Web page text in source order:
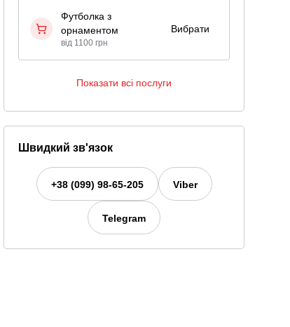
Футболка з
орнаментом
від 1100 грн
Вибрати
Показати всі послуги
Швидкий зв'язок
+38 (099) 98-65-205 Viber
Telegram